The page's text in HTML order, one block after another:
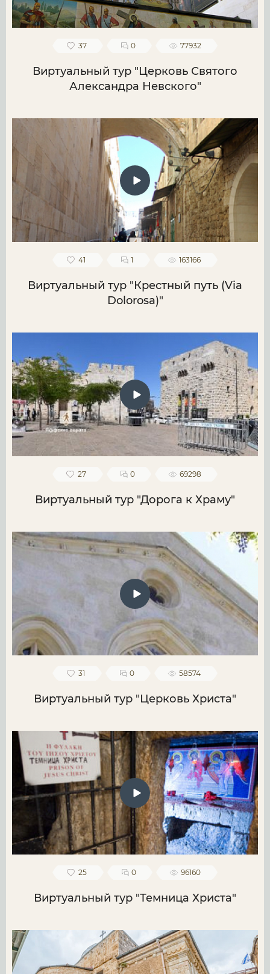
37 0 77932
Виртуальный тур "Церковь Святого
Александра Невского"
41 1 163166
Виртуальный тур "Крестный путь (Via
Dolorosa)"
27 0 69298
Виртуальный тур "Дорога к Храму"
31 0 58574
Виртуальный тур "Церковь Христа"
25 0 96160
Виртуальный тур "Темница Христа"